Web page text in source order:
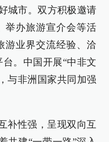
城市。双方积极邀请
举办旅游宣介会等活
游业界交流经验、洽
。中国开展“中非文
与非洲国家共同加强
补性强，呈现双向互